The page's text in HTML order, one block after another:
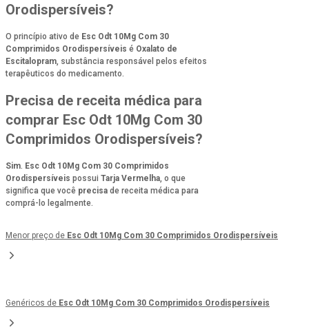
Orodispersíveis?
O princípio ativo de Esc Odt 10Mg Com 30
Comprimidos Orodispersíveis é Oxalato de
Escitalopram, substância responsável pelos efeitos
terapêuticos do medicamento.
Precisa de receita médica para
comprar Esc Odt 10Mg Com 30
Comprimidos Orodispersíveis?
Sim. Esc Odt 10Mg Com 30 Comprimidos
Orodispersíveis possui Tarja Vermelha, o que
significa que você precisa de receita médica para
comprá-lo legalmente.
Menor preço de Esc Odt 10Mg Com 30 Comprimidos Orodispersíveis
Genéricos de Esc Odt 10Mg Com 30 Comprimidos Orodispersíveis